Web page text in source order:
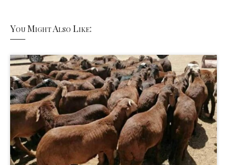
You Might Also Like: